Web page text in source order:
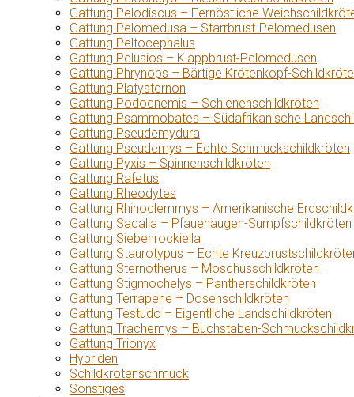
Gattung Pelodiscus – Fernöstliche
Gattung Pelomedusa – Starrbrust-Pelomedusen
Gattung Peltocephalus
Gattung Pelusios – Klappbrust-Pelomedusen
Gattung Phrynops – Bärtige Krötenkopf-
Gattung Platysternon
Gattung Podocnemis – Schienenschildkröten
Gattung Psammobates – Südafrikanische
Gattung Pseudemydura
Gattung Pseudemys – Echte Schmuckschildkröten
Gattung Pyxis – Spinnenschildkröten
Gattung Rafetus
Gattung Rheodytes
Gattung Rhinoclemmys – Amerikanische
Gattung Sacalia – Pfauenaugen-Sumpfschildkröten
Gattung Siebenrockiella
Gattung Staurotypus – Echte
Gattung Sternotherus – Moschusschildkröten
Gattung Stigmochelys – Pantherschildkröten
Gattung Terrapene – Dosenschildkröten
Gattung Testudo – Eigentliche Landschildkröten
Gattung Trachemys – Buchstaben-
Gattung Trionyx
Hybriden
Schildkrötenschmuck
Sonstiges